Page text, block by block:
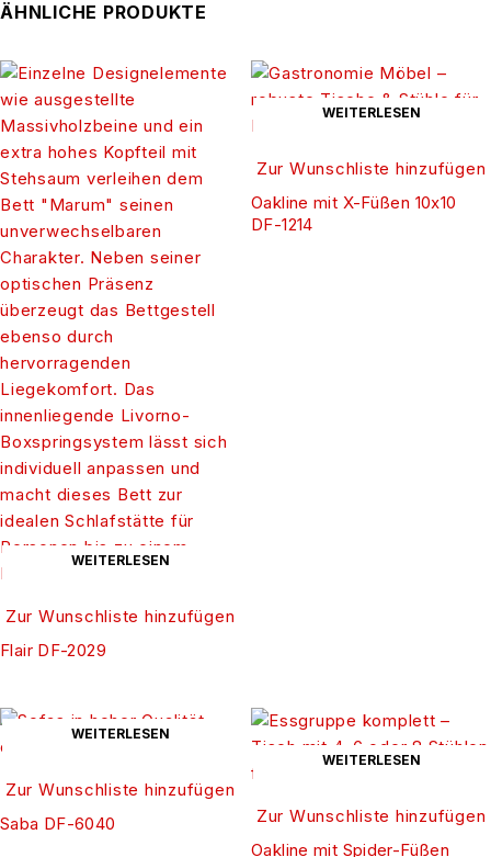
ÄHNLICHE PRODUKTE
WEITERLESEN
Zur Wunschliste hinzufügen
Flair DF-2029
WEITERLESEN
Zur Wunschliste hinzufügen
Oakline mit X-Füßen 10x10
DF-1214
WEITERLESEN
Zur Wunschliste hinzufügen
Saba DF-6040
WEITERLESEN
Zur Wunschliste hinzufügen
Oakline mit Spider-Füßen